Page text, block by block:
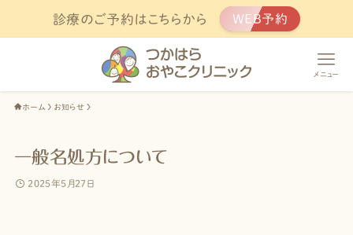
診療のご予約はこちらから WEB予約
メニュー
ホーム お知らせ
一般名処方について
2025年5月27日